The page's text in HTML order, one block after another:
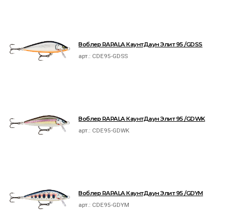
Воблер RAPALA КаунтДаун Элит 95 /GDSS
арт.: CDE95-GDSS
Воблер RAPALA КаунтДаун Элит 95 /GDWK
арт.: CDE95-GDWK
Воблер RAPALA КаунтДаун Элит 95 /GDYM
арт.: CDE95-GDYM